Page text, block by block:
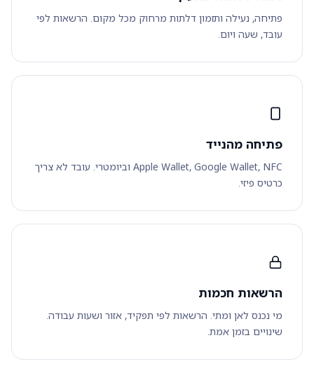
פתיחה, נעילה ותזמון דלתות מרחוק מכל מקום. הרשאות לפי
עובד, שעה ויום.
פתיחה מהנייד
Apple Wallet, Google Wallet, NFC וביומטרי. עובד לא צריך
כרטיס פיזי.
הרשאות חכמות
מי נכנס לאן ומתי. הרשאות לפי תפקיד, אזור ושעות עבודה.
שינויים בזמן אמת.